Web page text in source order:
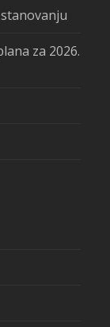
za 2026.